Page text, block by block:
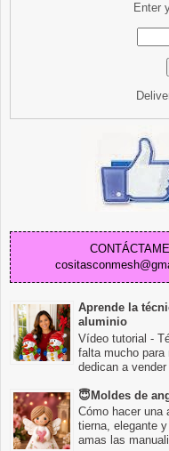
Enter
CONTÁCTAME
Aprende la
aluminio
Vídeo tutorial -
falta mucho para
dedican a vender
😇Moldes de
Cómo hacer una
tierna, elegante
amas las